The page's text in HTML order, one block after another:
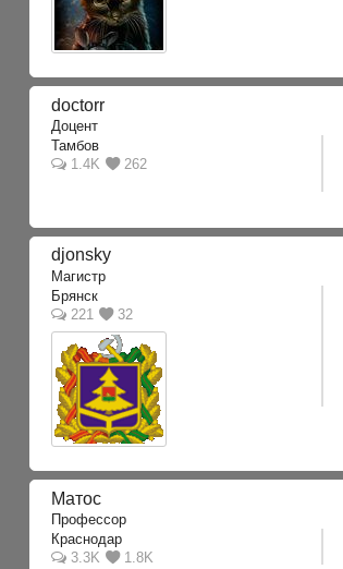
doctorr
Доцент
Тамбов
1.4K
262
djonsky
Магистр
Брянск
221
32
Матос
Профессор
Краснодар
3.3K
1.8K